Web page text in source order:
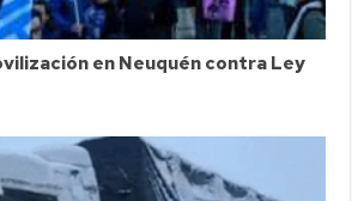
en Neuquén contra Ley